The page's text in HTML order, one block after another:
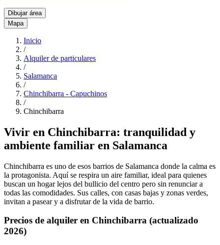
Dibujar área
Mapa
Inicio
/
Alquiler de particulares
/
Salamanca
/
Chinchibarra - Capuchinos
/
Chinchibarra
Vivir en Chinchibarra: tranquilidad y
ambiente familiar en Salamanca
Chinchibarra es uno de esos barrios de Salamanca donde la calma es
la protagonista. Aquí se respira un aire familiar, ideal para quienes
buscan un hogar lejos del bullicio del centro pero sin renunciar a
todas las comodidades. Sus calles, con casas bajas y zonas verdes,
invitan a pasear y a disfrutar de la vida de barrio.
Precios de alquiler en Chinchibarra (actualizado
2026)